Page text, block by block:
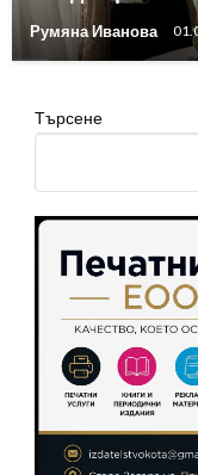
Румяна Иванова
Търсене